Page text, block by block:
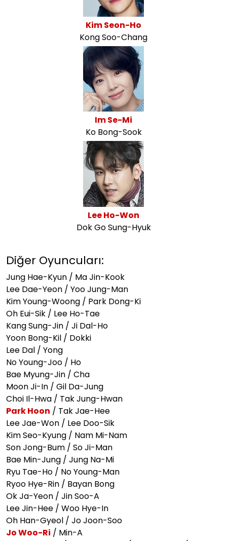
Kim Seon-Ho
Kong Soo-Chang
Im Se-Mi
Ko Bong-Sook
Lee Ho-Won
Dok Go Sung-Hyuk
Diğer Oyuncuları:
Jung Hae-Kyun / Ma Jin-Kook
Lee Dae-Yeon / Yoo Jung-Man
Kim Young-Woong / Park Dong-Ki
Oh Eui-Sik / Lee Ho-Tae
Kang Sung-Jin / Ji Dal-Ho
Yoon Bong-Kil / Dokki
Lee Dal / Yong
No Young-Joo / Ho
Bae Myung-Jin / Cha
Moon Ji-In / Gil Da-Jung
Choi Il-Hwa / Tak Jung-Hwan
Park Hoon / Tak Jae-Hee
Lee Jae-Won / Lee Doo-Sik
Kim Seo-Kyung / Nam Mi-Nam
Son Jong-Bum / So Ji-Man
Bae Min-Jung / Jung Na-Mi
Ryu Tae-Ho / No Young-Man
Ryoo Hye-Rin / Bayan Bong
Ok Ja-Yeon / Jin Soo-A
Lee Jin-Hee / Woo Hye-In
Oh Han-Gyeol / Jo Joon-Soo
Jo Woo-Ri / Min-A